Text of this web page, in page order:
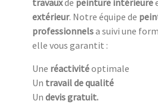
extérieur. Notre équipe de
professionnelsa suivi une
elle vous garantit :
Une réactivitéoptimale
Un travail de qualité
Un devis gratuit.